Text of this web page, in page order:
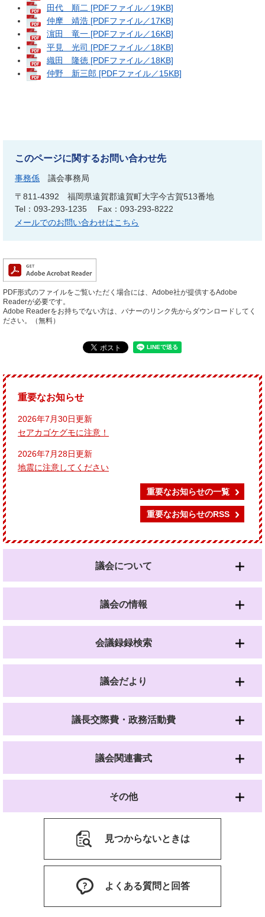
田代 順二 [PDFファイル／19KB]
仲摩 靖浩 [PDFファイル／17KB]
濵田 竜一 [PDFファイル／16KB]
平見 光司 [PDFファイル／18KB]
織田 隆徳 [PDFファイル／18KB]
仲野 新三郎 [PDFファイル／15KB]
このページに関するお問い合わせ先
事務係
議会事務局
〒811-4392
福岡県遠賀郡遠賀町大字今古賀513番地
Tel：093-293-1235
Fax：093-293-8222
メールでのお問い合わせはこちら
PDF形式のファイルをご覧いただく場合には、Adobe社が提供するAdobe
Readerが必要です。
Adobe Readerをお持ちでない方は、バナーのリンク先からダウンロードしてく
ださい。（無料）
重要なお知らせ
2026年7月30日更新
セアカゴケグモに注意！
2026年7月28日更新
地震に注意してください
重要なお知らせの一覧
重要なお知らせのRSS
議会について
議会の情報
会議録録検索
議会だより
議長交際費・政務活動費
議会関連書式
その他
見つからないときは
よくある質問と回答